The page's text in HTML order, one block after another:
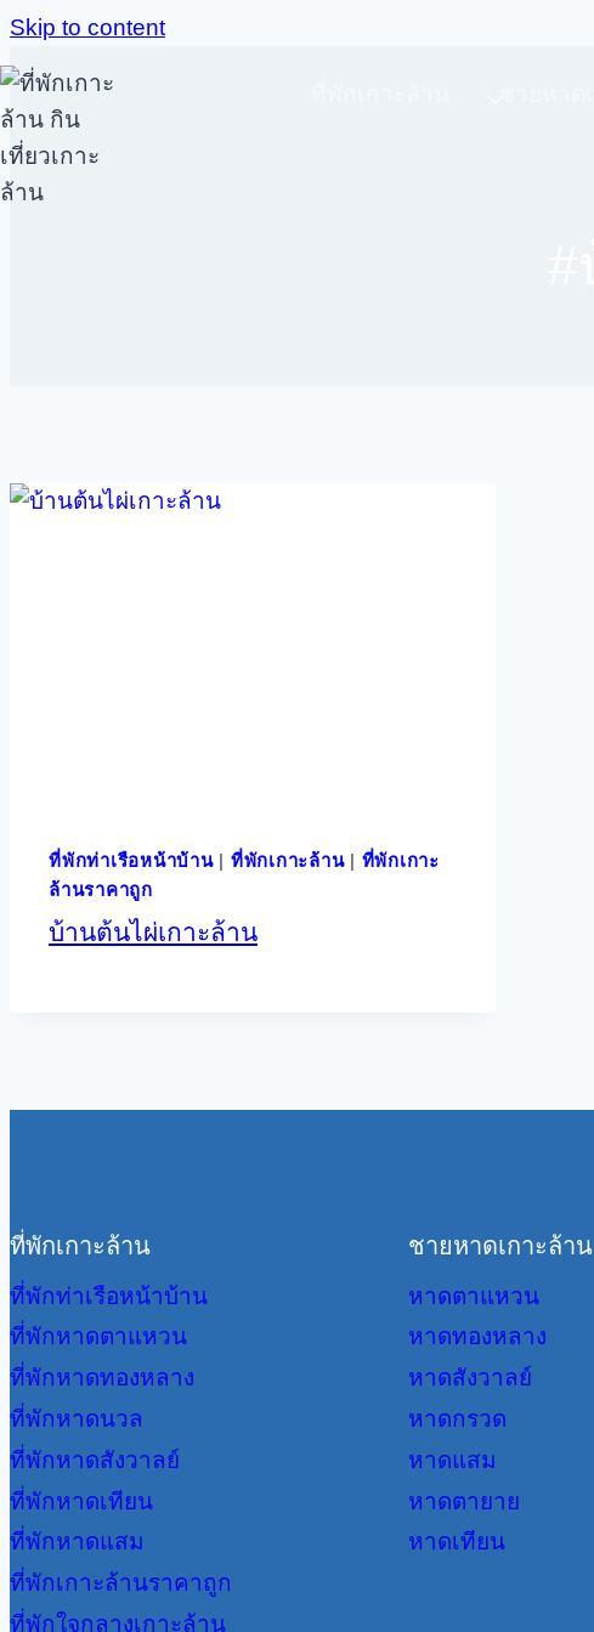
Skip to content
ที่พักท่าเรือหน้าบ้าน| ที่พักเกาะล้าน| ที่พักเกาะ
ล้านราคาถูก
บ้านต้นไผ่เกาะล้าน
ที่พักเกาะล้าน
ที่พักท่าเรือหน้าบ้าน
ที่พักหาดตาแหวน
ที่พักหาดทองหลาง
ที่พักหาดนวล
ที่พักหาดสังวาลย์
ที่พักหาดเทียน
ที่พักหาดแสม
ที่พักเกาะล้านราคาถูก
ที่พักใจกลางเกาะล้าน
ชายหาดเกาะล้าน
หาดตาแหวน
หาดทองหลาง
หาดสังวาลย์
หาดกรวด
หาดแสม
หาดตายาย
หาดเทียน